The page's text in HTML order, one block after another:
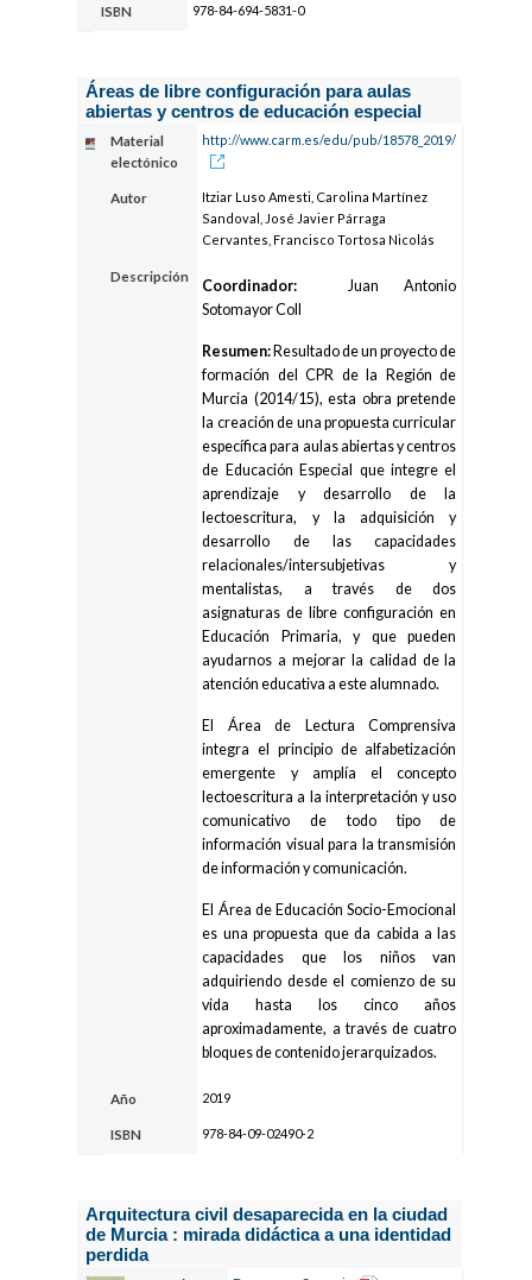
ISBN 978-84-694-5831-0
Áreas de libre configuración para aulas
abiertas y centros de educación especial
Material
electónico
http://www.carm.es/edu/pub/18578_2019/
Autor
Itziar Luso Amesti, Carolina Martínez
Sandoval, José Javier Párraga
Cervantes, Francisco Tortosa Nicolás
Descripción
Coordinador:
Juan Antonio
Sotomayor Coll
Resumen:Resultado de un proyecto de
formación del CPR de la Región de
Murcia (2014/15), esta obra pretende
la creación de una propuesta curricular
específica para aulas abiertas y centros
de Educación Especial que integre el
aprendizaje y desarrollo de la
lectoescritura, y la adquisición y
desarrollo de las capacidades
relacionales/intersubjetivas y
mentalistas, a través de dos
asignaturas de libre configuración en
Educación Primaria, y que pueden
ayudarnos a mejorar la calidad de la
atención educativa a este alumnado.
El Área de Lectura Comprensiva
integra el principio de alfabetización
emergente y amplía el concepto
lectoescritura a la interpretación y uso
comunicativo de todo tipo de
información visual para la transmisión
de información y comunicación.
El Área de Educación Socio-Emocional
es una propuesta que da cabida a las
capacidades que los niños van
adquiriendo desde el comienzo de su
vida hasta los cinco años
aproximadamente, a través de cuatro
bloques de contenido jerarquizados.
Año 2019
ISBN 978-84-09-02490-2
Arquitectura civil desaparecida en la ciudad
de Murcia : mirada didáctica a una identidad
perdida